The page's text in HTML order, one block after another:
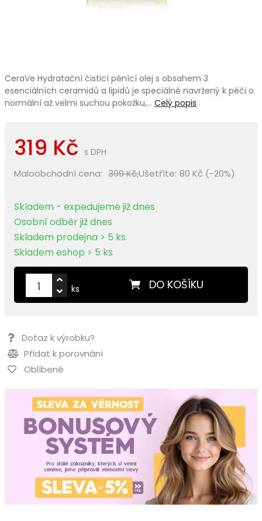
CeraVe Hydratační čisticí pěnící olej s obsahem 3
esenciálních ceramidů a lipidů je speciálně navržený k péči o
normální až velmi suchou pokožku,… Celý popis
319 Kč s DPH
Maloobchodní cena: 399 Kč,Ušetříte: 80 Kč (-20%)
Skladem - expedujeme již dnes
Osobní odběr již dnes
Skladem prodejna > 5 ks
Skladem eshop > 5 ks
DO KOŠÍKU
ks
Dotaz k výrobku?
Přidat k porovnání
Oblíbené